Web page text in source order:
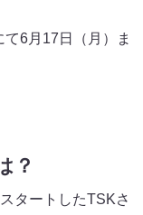
6月17日（月）ま
？
タートしたTSKさ